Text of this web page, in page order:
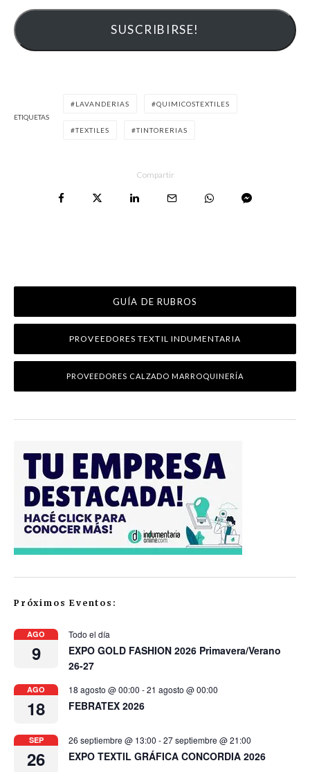
ETIQUETAS
LAVANDERIAS QUIMICOSTEXTILES
TEXTILES TINTORERIAS
Compartir
GUÍA DE RUBROS
PROVEEDORES TEXTIL INDUMENTARIA
PROVEEDORES CALZADO MARROQUINERÍA
Próximos Eventos:
AGO
9
Todo el día
EXPO GOLD FASHION 2026 Primavera/Verano
26-27
AGO
18
18 agosto @ 00:00 -21 agosto @ 00:00
FEBRATEX 2026
SEP
26
26 septiembre @ 13:00 -27 septiembre @ 21:00
EXPO TEXTIL GRÁFICA CONCORDIA 2026